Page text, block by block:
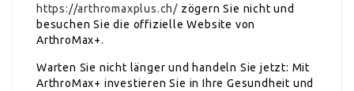
https://arthromaxplus.ch/ zögern Sie nicht und
besuchen Sie die offizielle Website von
ArthroMax+.
Warten Sie nicht länger und handeln Sie jetzt: Mit
ArthroMax+ investieren Sie in Ihre Gesundheit und